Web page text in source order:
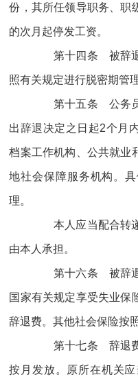
份，其所任领导职务、职
的次月起停发工资。
第十四条 被辞退
照有关规定进行脱密期管理
第十五条 公务员
出辞退决定之日起2个月
档案工作机构、公共就业
地社会保障服务机构。
理。
本人应当配合转递
由本人承担。
第十六条 被辞退
国家有关规定享受失业保
辞退费。其他社会保险按
第十七条 辞退费
按月发放。原所在机关